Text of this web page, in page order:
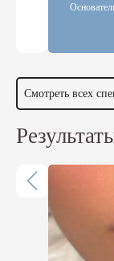
Смотреть всех